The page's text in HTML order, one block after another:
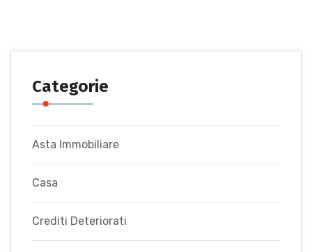
Categorie
Asta Immobiliare
Casa
Crediti Deteriorati